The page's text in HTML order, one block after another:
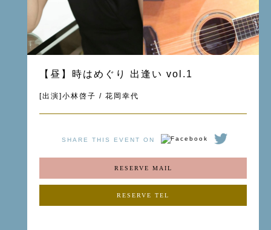
【昼】時はめぐり 出逢い vol.1
[出演]小林啓子 / 花岡幸代
SHARE THIS EVENT ON
RESERVE MAIL
RESERVE TEL